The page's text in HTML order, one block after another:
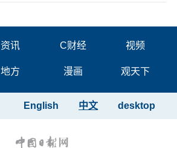
资讯 C财经 视频
地方 漫画 观天下
desktop
中文
English